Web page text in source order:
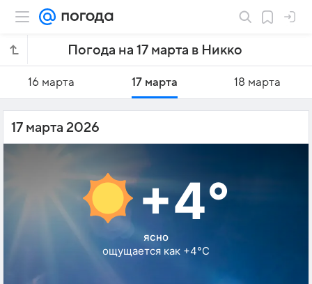
Погода на 17 марта в Никко
16 марта 17 марта 18 марта
17 марта 2026
+4°
ясно
ощущается как +4°C